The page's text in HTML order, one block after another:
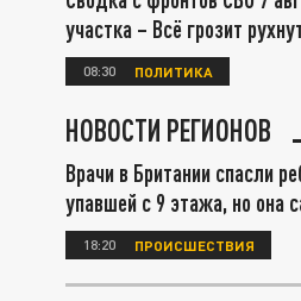
участка – Всё грозит
08:30 ПОЛИТИКА
НОВОСТИ РЕГИОНОВ
Врачи в Британии спасли
упавшей с 9 этажа, но она
18:20 ПРОИСШЕСТВИЯ